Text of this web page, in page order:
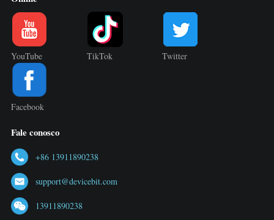
YouTube TikTok Twitter
Facebook
Fale conosco
+86 13911890238
support@devicebit.com
13911890238